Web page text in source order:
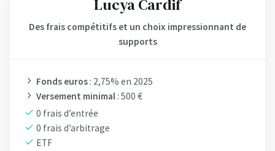
Lucya Cardif
Des frais compétitifs et un choix impressionnant de
supports
Fonds euros : 2,75% en 2025
Versement minimal : 500 €
0 frais d’entrée
0 frais d’arbitrage
ETF